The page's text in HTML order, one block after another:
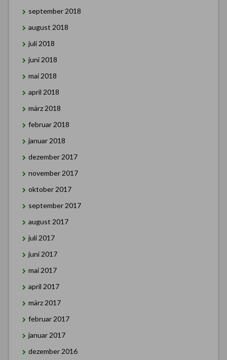
september 2018
august 2018
juli 2018
juni 2018
mai 2018
april 2018
märz 2018
februar 2018
januar 2018
dezember 2017
november 2017
oktober 2017
september 2017
august 2017
juli 2017
juni 2017
mai 2017
april 2017
märz 2017
februar 2017
januar 2017
dezember 2016